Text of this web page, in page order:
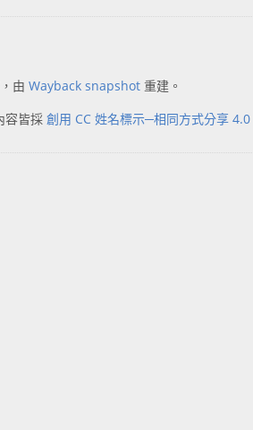
由 Wayback snapshot重建。
容皆採 創用 CC 姓名標示─相同方式分享